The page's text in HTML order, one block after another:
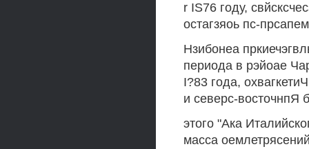
r IS76 году,
остагзяоь пс-
Нзибонеа
периода в рэйоае
I?83 года,
и северс-восточнпЯ
этого "Ака
масса